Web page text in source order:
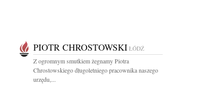
PIOTR CHROSTOWSKI ŁÓDŹ
Z ogromnym smutkiem żegnamy Piotra
Chrostowskiego długoletniego pracownika naszego
urzędu,...